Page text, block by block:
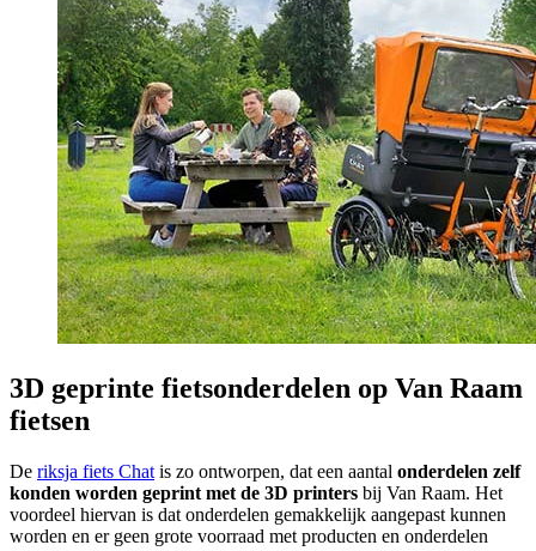
3D geprinte fietsonderdelen op Van Raam
fietsen
De riksja fiets Chat is zo ontworpen, dat een aantal onderdelen zelf
konden worden geprint met de 3D printers bij Van Raam. Het
voordeel hiervan is dat onderdelen gemakkelijk aangepast kunnen
worden en er geen grote voorraad met producten en onderdelen